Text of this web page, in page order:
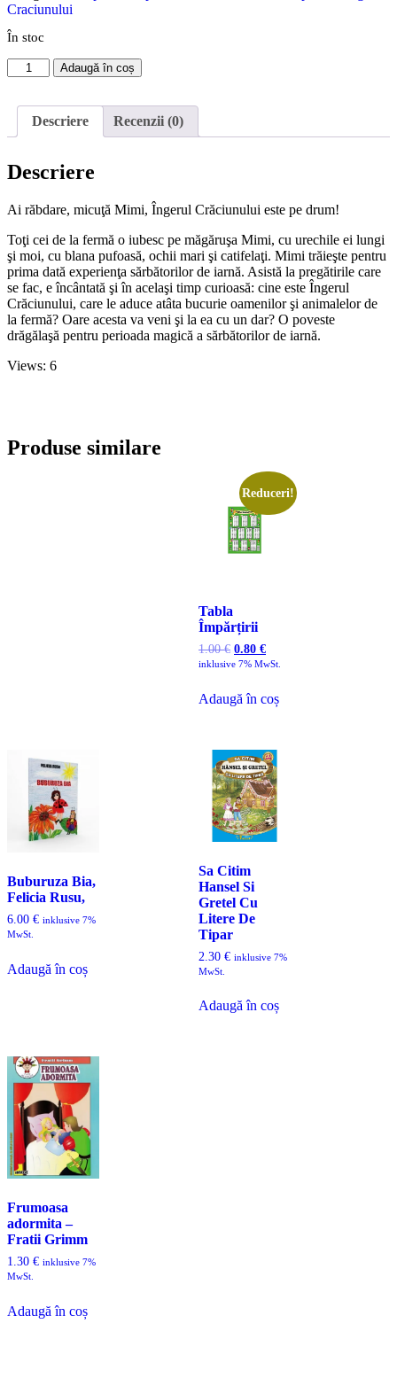
Craciunului
În stoc
Adaugă în coș
Descriere Recenzii (0)
Descriere
Ai răbdare, micuţă Mimi, Îngerul Crăciunului este pe drum!
Toţi cei de la fermă o iubesc pe măgăruşa Mimi, cu urechile ei lungi
şi moi, cu blana pufoasă, ochii mari şi catifelaţi. Mimi trăieşte pentru
prima dată experienţa sărbătorilor de iarnă. Asistă la pregătirile care
se fac, e încântată şi în acelaşi timp curioasă: cine este Îngerul
Crăciunului, care le aduce atâta bucurie oamenilor şi animalelor de
la fermă? Oare acesta va veni şi la ea cu un dar? O poveste
drăgălaşă pentru perioada magică a sărbătorilor de iarnă.
Views: 6
Produse similare
Reduceri!
Tabla
Împărțirii
1.00€ 0.80 €
inklusive 7% MwSt.
Adaugă în coș
Buburuza Bia,
Felicia Rusu,
6.00 € inklusive 7%
MwSt.
Adaugă în coș
Sa Citim
Hansel Si
Gretel Cu
Litere De
Tipar
2.30 € inklusive 7%
MwSt.
Adaugă în coș
Frumoasa
adormita –
Fratii Grimm
1.30 € inklusive 7%
MwSt.
Adaugă în coș